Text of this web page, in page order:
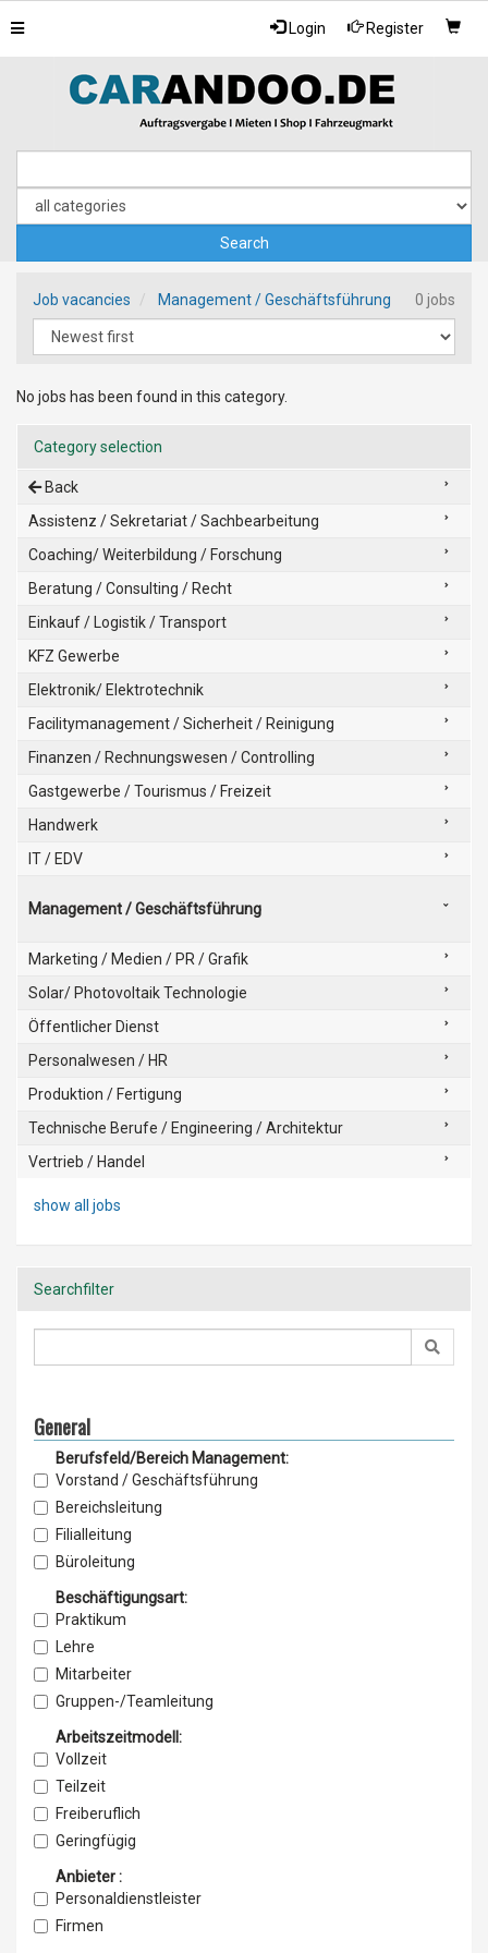
Login Register
Toggle
navigation
Job vacancies Management / Geschäftsführung 0 jobs
No jobs has been found in this category.
Category selection
Back
Assistenz / Sekretariat / Sachbearbeitung
Coaching/ Weiterbildung / Forschung
Beratung / Consulting / Recht
Einkauf / Logistik / Transport
KFZ Gewerbe
Elektronik/ Elektrotechnik
Facilitymanagement / Sicherheit / Reinigung
Finanzen / Rechnungswesen / Controlling
Gastgewerbe / Tourismus / Freizeit
Handwerk
IT / EDV
Management / Geschäftsführung
Marketing / Medien / PR / Grafik
Solar/ Photovoltaik Technologie
Öffentlicher Dienst
Personalwesen / HR
Produktion / Fertigung
Technische Berufe / Engineering / Architektur
Vertrieb / Handel
show all jobs
Searchfilter
General
Berufsfeld/Bereich Management:
Vorstand / Geschäftsführung
Bereichsleitung
Filialleitung
Büroleitung
Assistenz der Geschäftsführung
Assistenz Projektmanagement
Beschäftigungsart:
Praktikum
Lehre
Mitarbeiter
Gruppen-/Teamleitung
Leitung/Management
Projektmanagement
Traineeship
Arbeitszeitmodell:
Vollzeit
Teilzeit
Freiberuflich
Geringfügig
Anbieter :
Personaldienstleister
Firmen